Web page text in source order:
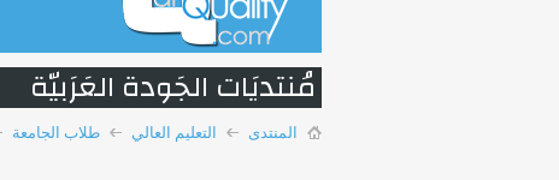
مُنتديَات الجَودة العَرَبيّة
المنتدى التعليم العالي طلاب الجامعة